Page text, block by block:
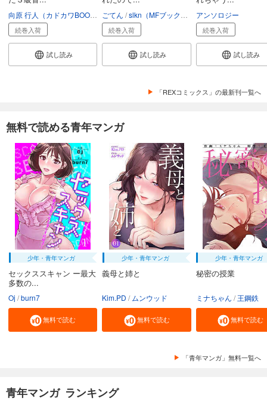
日野行望 珈琲猫
続巻入荷
試し読み
ごてん slkn（MFブックス） もやし
続巻入荷
試し読み
アンソロジー
続巻入荷
試し読み
「REXコミックス」の最新刊一覧へ
無料で読める青年マンガ
少年・青年マンガ
セックススキャン ー最大
多数の...
Oj burn7
無料で読む
少年・青年マンガ
義母と姉と
Kim.PD ムンウッド
無料で読む
少年・青年マンガ
秘密の授業
ミナちゃん 王鋼鉄
無料で読む
「青年マンガ」無料一覧へ
青年マンガ ランキング